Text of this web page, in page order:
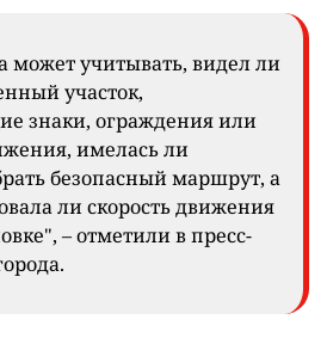
может учитывать, видел ли
участок,
знаки, ограждения или
имелась ли
безопасный маршрут, а
ли скорость движения
– отметили в пресс-